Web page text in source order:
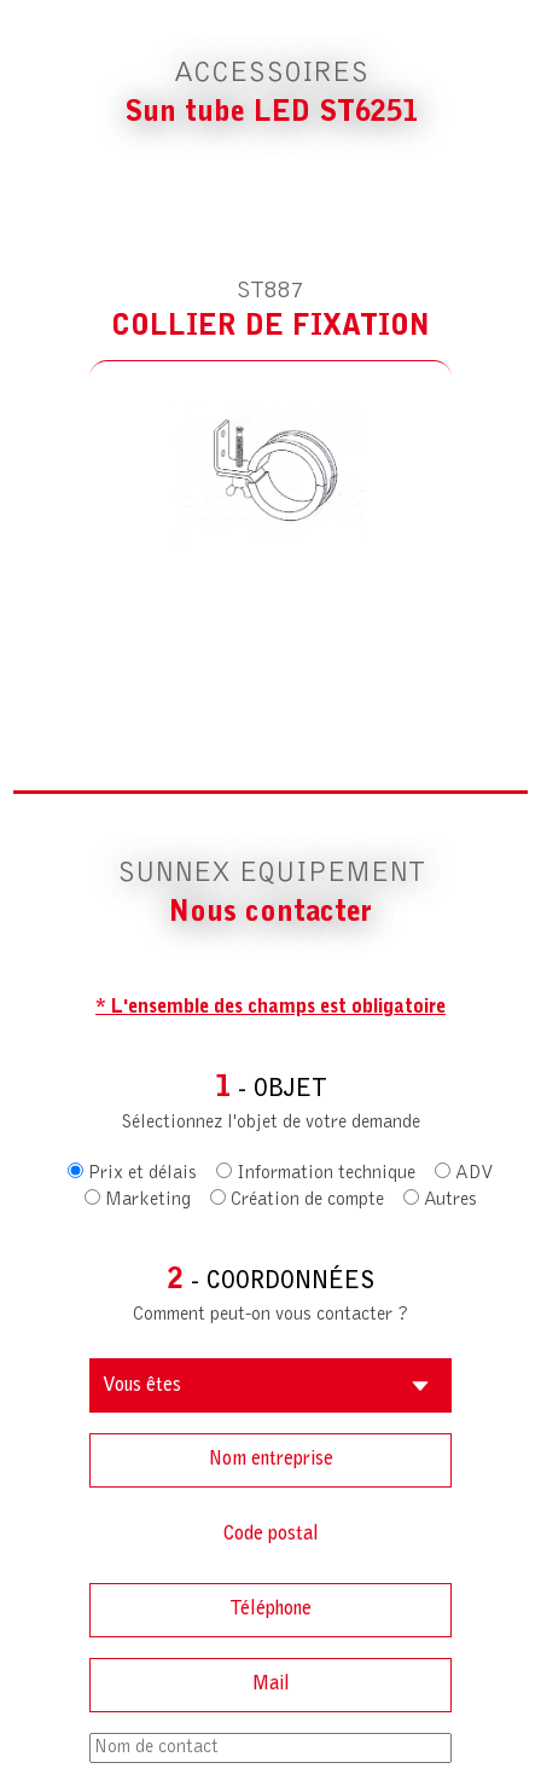
ACCESSOIRES
Sun tube LED ST6251
ST887
COLLIER DE FIXATION
SUNNEX EQUIPEMENT
Nous contacter
* L'ensemble des champs est obligatoire
1 - OBJET
Sélectionnez l'objet de votre demande
Prix et délais Information technique
ADV
Marketing
Création de compte Autres
2 - COORDONNÉES
Comment peut-on vous contacter ?